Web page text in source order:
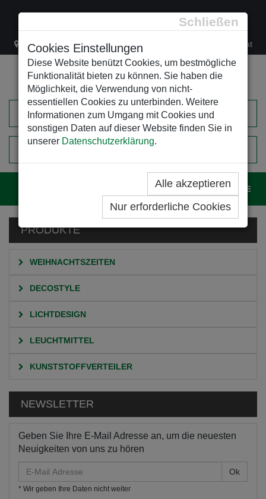
Schließen
Cookies Einstellungen
Diese Website benützt Cookies, um bestmögliche
Funktionalität bieten zu können. Sie haben die
Möglichkeit, die Verwendung von nicht-
essentiellen Cookies zu unterbinden. Weitere
Informationen zum Umgang mit Cookies und
sonstigen Daten auf dieser Website finden Sie in
unserer Datenschutzerklärung.
Alle akzeptieren
Nur erforderliche Cookies
Lacknergasse 78 +43/1/470 37 00 office@leso.at
EINKAUFSWAGEN
PRODUKTE
WEIHNACHTSZEITEN
DECOSTYLE
LICHTDESIGN
LEUCHTMITTEL
KUNSTSTOFFVERTEILER
NEWSLETTER
Geben Sie Ihre E-Mail Adresse an, um die neuesten
Neuigkeiten von uns zu hören
Mail
Adresse
* Wir geben Ihre Daten nicht weiter